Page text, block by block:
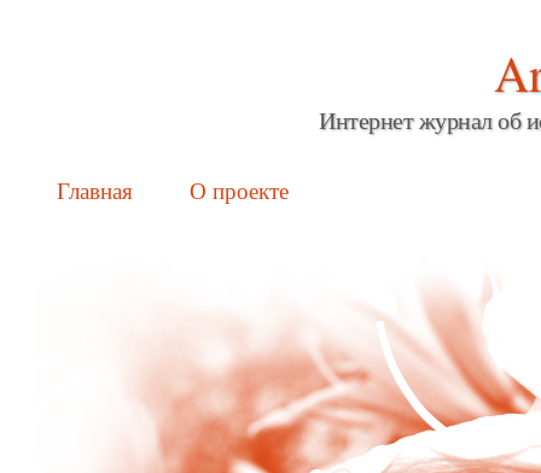
Интернет журнал об
Main menu
Skip
Главная О проекте